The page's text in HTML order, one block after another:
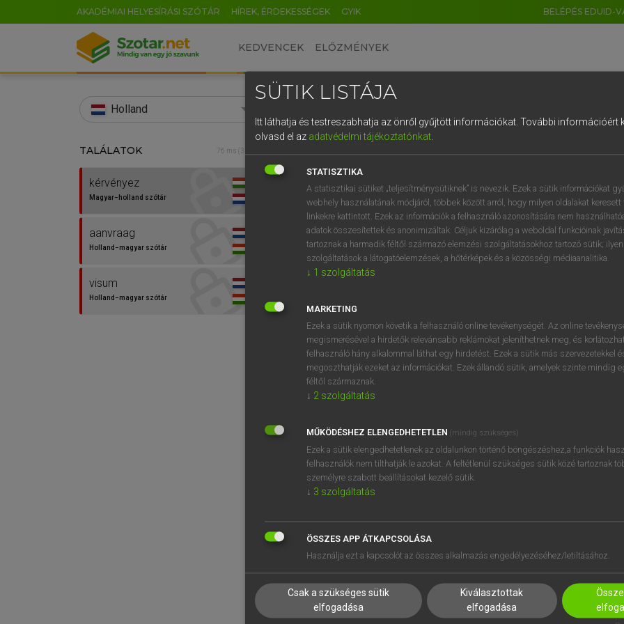
AKADÉMIAI HELYESÍRÁSI SZÓTÁR HÍREK, ÉRDEKESSÉGEK GYIK BELÉPÉS EDUID-
KEDVENCEK ELŐZMÉNYEK
Holland
TALÁLATOK 76 ms (3 db)
kérvényez
Magyar−holland szótár
aanvraag
Holland−magyar szótár
visum
Holland−magyar szótár
Magyar−holland szótár
VAN ELŐFIZETÉSED?
megtekintéséhez.
BELÉPÉS
próbaverziójának
regisztrálok ésbelépek.
REGISZTRÁCIÓ
SÜTIK LISTÁJA
Itt láthatja és testreszabhatja az önről gyűjtött információkat. További információért
olvasd el az adatvédelmi tájékoztatónkat.
STATISZTIKA
A statisztikai sütiket „teljesítménysütiknek” is nevezik. Ezek a sütik információkat
webhely használatának módjáról, többek között arról, hogy milyen oldalakat keresett
linkekre kattintott. Ezek az információk a felhasználó azonosítására nem
adatok összesítettek és anonimizáltak. Céljuk kizárólag a weboldal funkcióinak
tartoznak a harmadik féltől származó elemzési szolgáltatásokhoz tartozó sütik;
szolgáltatások a látogatóelemzések, a hőtérképek és a közösségi médiaanalitika.
↓ 1 szolgáltatás
MARKETING
Ezek a sütik nyomon követik a felhasználó online tevékenységét. Az online
megismerésével a hirdetők relevánsabb reklámokat jeleníthetnek meg, és
felhasználó hány alkalommal láthat egy hirdetést. Ezek a sütik más szervezetekkel
megoszthatják ezeket az információkat. Ezek állandó sütik, amelyek szinte mindig
féltől származnak.
↓ 2 szolgáltatás
MŰKÖDÉSHEZ ELENGEDHETETLEN (mindig szükséges)
Ezek a sütik elengedhetetlenek az oldalunkon történő böngészéshez,a funkciók
felhasználók nem tilthatják le azokat. A feltétlenül szükséges sütik közé tartoznak
személyre szabott beállításokat kezelő sütik.
↓ 3 szolgáltatás
ÖSSZES APP ÁTKAPCSOLÁSA
Használja ezt a kapcsolót az összes alkalmazás engedélyezéséhez/letiltásához.
Csak a szükséges sütik
elfogadása
Kiválasztottak
elfogadása
EN HU DE CN FR ES IT NL
0 1 2 3 4 5 6 7 8 9
q w e r t z u i
a s d f g h j k l é
í y x c v b n m , .